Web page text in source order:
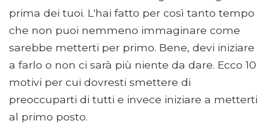
prima dei tuoi. L'hai fatto per così tanto tempo
che non puoi nemmeno immaginare come
sarebbe metterti per primo. Bene, devi iniziare
a farlo o non ci sarà più niente da dare. Ecco 10
motivi per cui dovresti smettere di
preoccuparti di tutti e invece iniziare a metterti
al primo posto.